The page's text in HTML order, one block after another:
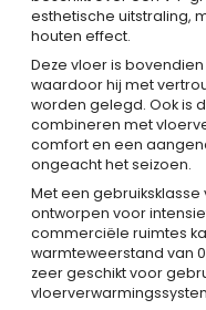
esthetische uitstraling,
houten effect.
Deze vloer is
waardoor hij met
worden gelegd. Ook is
combineren met
comfort en een
ongeacht het seizoen.
Met een gebruiksklasse
ontworpen voor
commerciële ruimtes
warmteweerstand van
zeer geschikt voor